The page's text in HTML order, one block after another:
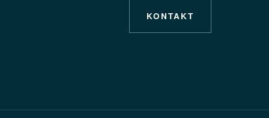
KONTAKT